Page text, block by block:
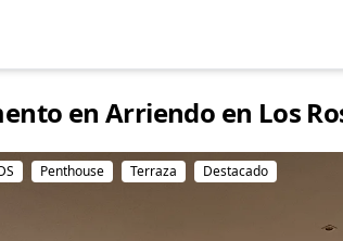
en Arriendo en Los
Penthouse Terraza Destacado